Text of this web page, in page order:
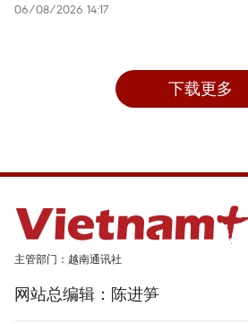
06/08/2026 14:17
下载更多
主管部门：越南通讯社
网站总编辑：陈进笋